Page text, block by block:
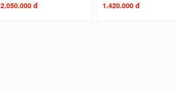
2.050.000 đ 1.420.000 đ